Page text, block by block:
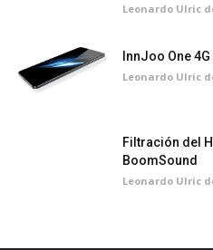
Leonardo Ulric
InnJoo One
Leonardo Ulric
Filtración del
BoomSound
Leonardo Ulric